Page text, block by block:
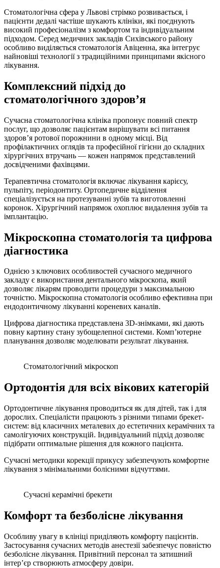
Стоматологічна сфера у Львові стрімко розвивається, і
пацієнти дедалі частіше шукають клініки, які поєднують
високий професіоналізм з комфортом та індивідуальним
підходом. Серед медичних закладів Сихівського району
особливо виділяється стоматологія Авіценна, яка інтегрує
найновіші технології з традиційними принципами якісного
лікування.
Комплексний підхід до
стоматологічного здоров’я
Сучасна стоматологічна клініка пропонує повний спектр
послуг, що дозволяє пацієнтам вирішувати всі питання
здоров’я ротової порожнини в одному місці. Від
профілактичних оглядів та професійної гігієни до складних
хірургічних втручань — кожен напрямок представлений
досвідченими фахівцями.
Терапевтична стоматологія включає лікування карієсу,
пульпіту, періодонтиту. Ортопедичне відділення
спеціалізується на протезуванні зубів та виготовленні
коронок. Хірургічний напрямок охоплює видалення зубів та
імплантацію.
Мікроскопна стоматологія та цифрова
діагностика
Однією з ключових особливостей сучасного медичного
закладу є використання дентального мікроскопа, який
дозволяє лікарям проводити процедури з максимальною
точністю. Мікроскопна стоматологія особливо ефективна при
ендодонтичному лікуванні кореневих каналів.
Цифрова діагностика представлена 3D-знімками, які дають
повну картину стану зубощелепної системи. Комп’ютерне
планування дозволяє моделювати результат лікування.
Стоматологічний мікроскоп
Ортодонтія для всіх вікових категорій
Ортодонтичне лікування проводиться як для дітей, так і для
дорослих. Спеціалісти працюють з різними типами брекет-
систем: від класичних металевих до естетичних керамічних та
самолігуючих конструкцій. Індивідуальний підхід дозволяє
підібрати оптимальне рішення для кожного пацієнта.
Сучасні методики корекції прикусу забезпечують комфортне
лікування з мінімальними болісними відчуттями.
Сучасні керамічні брекети
Комфорт та безболісне лікування
Особливу увагу в клініці приділяють комфорту пацієнтів.
Застосування сучасних методів анестезії забезпечує повністю
безболісне лікування. Привітний персонал та затишний
інтер’єр створюють атмосферу довіри.